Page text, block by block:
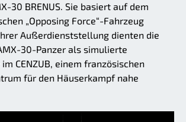
30 BRENUS. Sie basiert auf dem
„Opposing Force“-Fahrzeug
Außerdienststellung dienten die
30-Panzer als simulierte
CENZUB, einem französischen
für den Häuserkampf nahe